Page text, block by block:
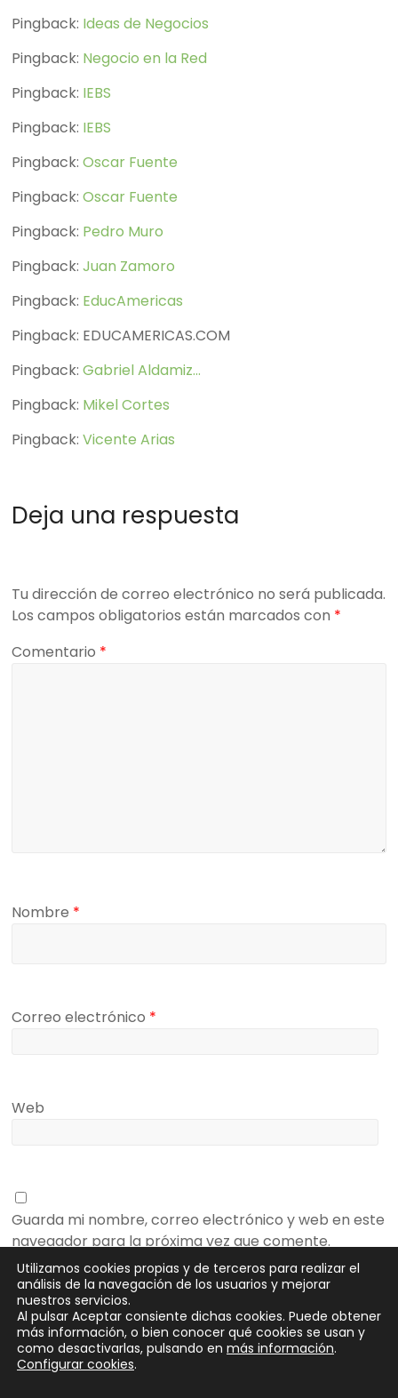
Pingback: Ideas de Negocios
Pingback: Negocio en la Red
Pingback: IEBS
Pingback: IEBS
Pingback:Oscar Fuente
Pingback:Oscar Fuente
Pingback: Pedro Muro
Pingback:Juan Zamoro
Pingback: EducAmericas
Pingback: EDUCAMERICAS.COM
Pingback:Gabriel Aldamiz...
Pingback: Mikel Cortes
Pingback:Vicente Arias
Deja una respuesta
Tu dirección de correo electrónico no será publicada.
Los campos obligatorios están marcados con *
Comentario *
Nombre *
Correo electrónico *
Web
Guarda mi nombre, correo electrónico y web en este
navegador para la próxima vez que comente.
Utilizamos cookies propias y de terceros para realizar el
análisis de la navegación de los usuarios y mejorar
nuestros servicios.
Al pulsar Aceptar consiente dichas cookies. Puede obtener
más información, o bien conocer qué cookies se usan y
como desactivarlas, pulsando en más información.
Configurar cookies.